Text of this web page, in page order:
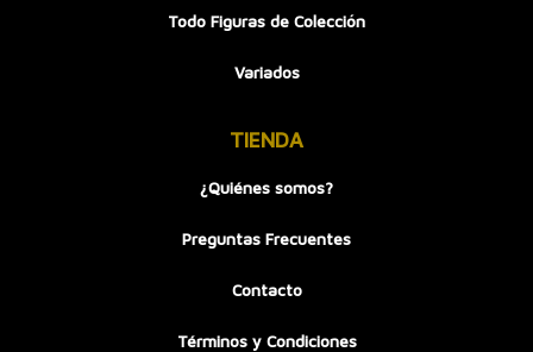
Todo Figuras de Colección
Variados
TIENDA
¿Quiénes somos?
Preguntas Frecuentes
Contacto
Términos y Condiciones